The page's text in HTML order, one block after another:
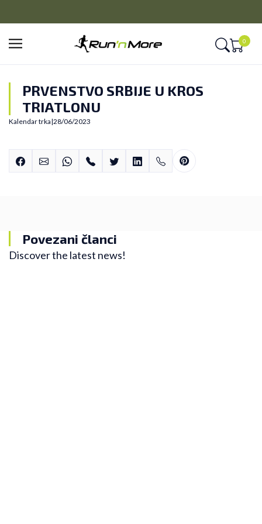
0
PRVENSTVO SRBIJE U KROS
TRIATLONU
Kalendar trka|28/06/2023
Povezani članci
Discover the latest news!